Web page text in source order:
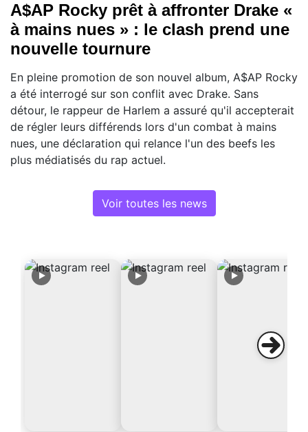
A$AP Rocky prêt à affronter Drake «
à mains nues » : le clash prend une
nouvelle tournure
En pleine promotion de son nouvel album, A$AP Rocky
a été interrogé sur son conflit avec Drake. Sans
détour, le rappeur de Harlem a assuré qu'il accepterait
de régler leurs différends lors d'un combat à mains
nues, une déclaration qui relance l'un des beefs les
plus médiatisés du rap actuel.
Voir toutes les news